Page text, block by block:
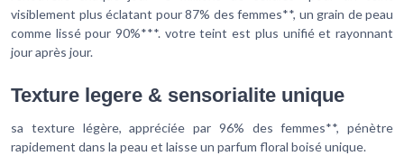
visiblement plus éclatant pour 87% des femmes**, un grain de peau
comme lissé pour 90%***. votre teint est plus unifié et rayonnant
jour après jour.
Texture legere & sensorialite unique
sa texture légère, appréciée par 96% des femmes**, pénètre
rapidement dans la peau et laisse un parfum floral boisé unique.